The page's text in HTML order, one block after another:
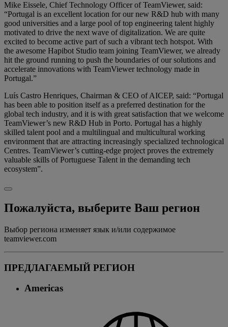
Mike Eissele, Chief Technology Officer of TeamViewer, said:
“Portugal is an excellent location for our new R&D hub with many
good universities and a large pool of top engineering talent highly
motivated to drive the next wave of digitalization. We are quite
excited to become active part of such a vibrant tech hotspot. With
the awesome Hapibot Studio team joining TeamViewer, we already
hit the ground running to push the boundaries of our solutions and
accelerate innovations with TeamViewer technology made in
Portugal.”
Luís Castro Henriques, Chairman & CEO of AICEP, said: “Portugal
has been able to position itself as a preferred destination for the
global tech industry, and it is with great satisfaction that we welcome
TeamViewer’s new R&D Hub in Porto. Portugal has a highly
skilled talent pool and a multilingual and multicultural working
environment that are attracting increasingly specialized technological
Centres. TeamViewer’s cutting-edge project proves the extremely
valuable skills of Portuguese Talent in the demanding tech
ecosystem”.
Пожалуйста, выберите Ваш регион
Выбор региона изменяет язык и/или содержимое
teamviewer.com
ПРЕДЛАГАЕМЫЙ РЕГИОН
Americas